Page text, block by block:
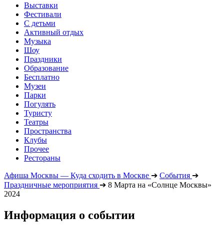
Выставки
Фестивали
С детьми
Активный отдых
Музыка
Шоу
Праздники
Образование
Бесплатно
Музеи
Парки
Погулять
Туристу
Театры
Пространства
Клубы
Прочее
Рестораны
Афиша Москвы — Куда сходить в Москве ➔ События ➔
Праздничные мероприятия ➔ 8 Марта на «Солнце Москвы»
2024
Информация о событии